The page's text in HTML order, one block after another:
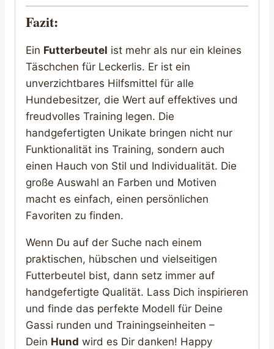
Fazit:
Ein Futterbeutel ist mehr als nur ein kleines
Täschchen für Leckerlis. Er ist ein
unverzichtbares Hilfsmittel für alle
Hundebesitzer, die Wert auf effektives und
freudvolles Training legen. Die
handgefertigten Unikate bringen nicht nur
Funktionalität ins Training, sondern auch
einen Hauch von Stil und Individualität. Die
große Auswahl an Farben und Motiven
macht es einfach, einen persönlichen
Favoriten zu finden.
Wenn Du auf der Suche nach einem
praktischen, hübschen und vielseitigen
Futterbeutel bist, dann setz immer auf
handgefertigte Qualität. Lass Dich inspirieren
und finde das perfekte Modell für Deine
Gassi runden und Trainingseinheiten –
Dein Hund wird es Dir danken! Happy